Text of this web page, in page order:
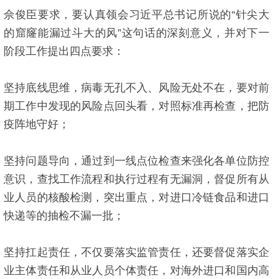
佘俊臣要求，要认真领会习近平总书记所说的“针尖大
的窟窿能漏过斗大的风”这句话的深刻意义，并对下一
阶段工作提出四点要求：
坚持底线思维，病毒无孔不入、风险无处不在，要对前
期工作中发现的风险点回头看，对照标准再检查，把防
疫阵地守好；
坚持问题导向，通过到一线点位检查来强化各单位防控
意识，查找工作流程和执行过程有无漏洞，督促所有从
业人员的核酸检测，突出重点，对进口冷链食品和进口
快递等的抽检不漏一批；
坚持扛起责任，不仅要落实监管责任，还要督促落实企
业主体责任和从业人员个体责任，对海外进口和国内高